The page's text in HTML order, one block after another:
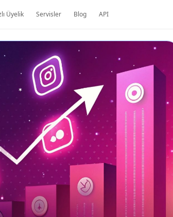
Üyelik Servisler Blog API